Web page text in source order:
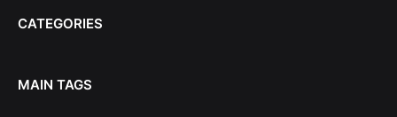
CATEGORIES
MAIN TAGS